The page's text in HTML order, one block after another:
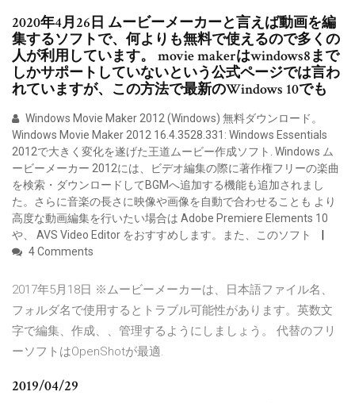
2020年4月26日 ムービーメーカーと言えば動画を編
集するソフトで、何よりも無料で使えるので多くの
人が利用しています。 movie makerはwindows8まで
しかサポートしていないという公式ページでは言わ
れていますが、この方法で最新のWindows 10でも
Windows Movie Maker 2012 (Windows) 無料ダウンロード。
Windows Movie Maker 2012 16.4.3528.331: Windows Essentials
2012で大きく変化を遂げた王道ムービー作成ソフト. Windows ム
ービーメーカー 2012には、ビデオ編集の際に著作権フリーの楽曲
を検索・ダウンロードしてBGMへ追加する機能も追加されまし
た。さらに音楽の長さに映像や画像を自動で合わせることも より
高度な動画編集を行いたい場合は Adobe Premiere Elements 10
や、 AVS Video Editor をおすすめします。また、このソフト
4 Comments
2017年5月18日 ※ムービーメーカーは、日本語ファイル名、
フォルダ名で使用するとトラブル可能性があります。英数文
字で編集、作成、、管理するようにしましょう。 代替のフリ
ーソフトはOpenShotが最適.
2019/04/29